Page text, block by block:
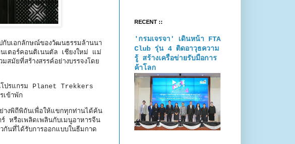
กับเอกลักษณ์ของวัฒนธรรมล้านนา
นเตอร์คอนติเนนตัล เชียงใหม่ แม่
สมัยที่สร้างสรรค์อย่างบรรจงโดย
านโปรแกรม Planet Trekkers
เข้าพัก
างพิถีพิถันเพื่อให้แขกทุกท่านได้ค้น
หรือเพลิดเพลินกับเมนูอาหารจีน
กันที่ได้รับการออกแบบในธีมกาด
RECENT ::
'กรมเจรจา' เดินหน้า FTA
Club รุ่น 4 ติดอาวุธความ
รู้ สร้างเครือข่ายรับมือการ
ค้าโลก